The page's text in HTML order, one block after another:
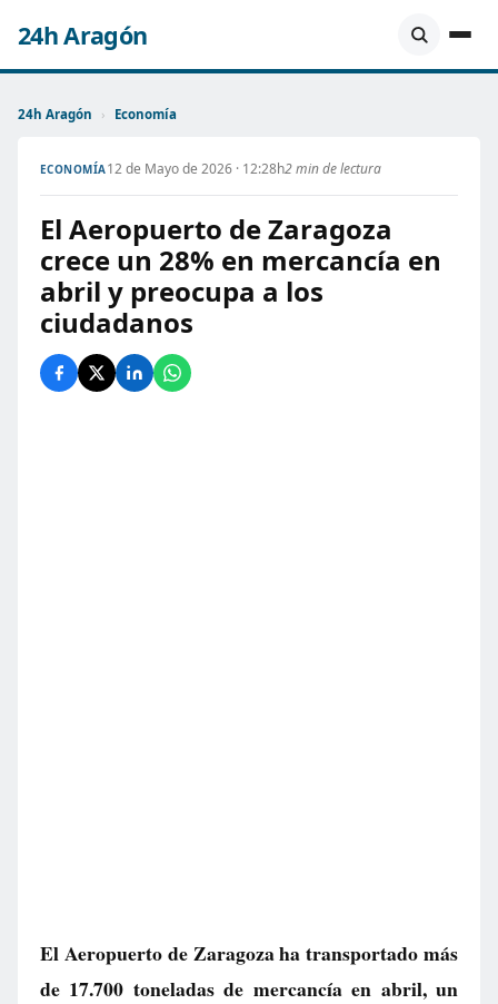
24h Aragón
24h Aragón › Economía
ECONOMÍA12 de Mayo de 2026 · 12:28h2 min de lectura
El Aeropuerto de Zaragoza
crece un 28% en mercancía en
abril y preocupa a los
ciudadanos
El Aeropuerto de Zaragoza ha transportado más
de 17.700 toneladas de mercancía en abril, un